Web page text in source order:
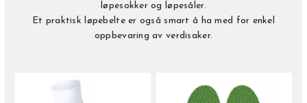
løpesokker og løpesåler.
Et praktisk løpebelte er også smart å ha med for enkel
oppbevaring av verdisaker.